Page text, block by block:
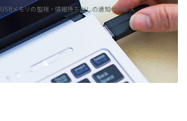
USBメモリの監視・情報持ち出しの通知サービス